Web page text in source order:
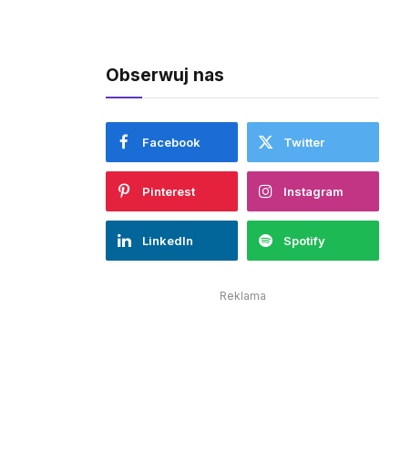
Obserwuj nas
Facebook Twitter
Pinterest Instagram
LinkedIn Spotify
Reklama